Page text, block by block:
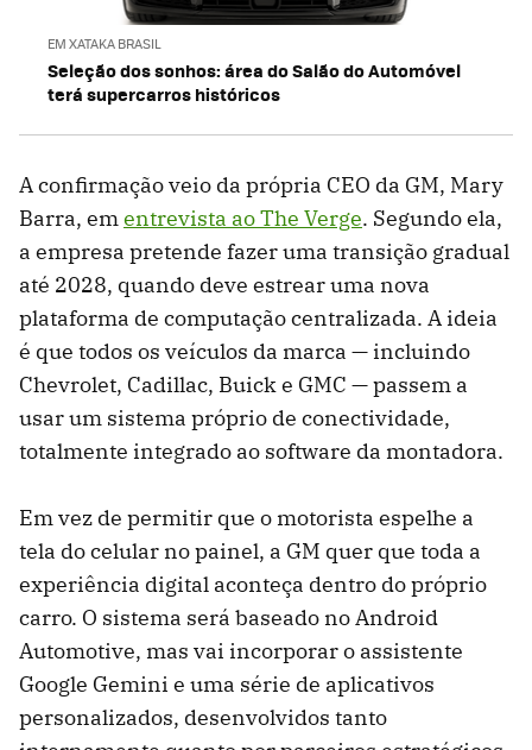
EM XATAKA BRASIL
Seleção dos sonhos: área do Salão do Automóvel
terá supercarros históricos
A confirmação veio da própria CEO da GM, Mary
Barra, ementrevista ao The Verge. Segundo ela,
a empresa pretende fazer uma transição gradual
até 2028, quando deve estrear uma nova
plataforma de computação centralizada. A ideia
é que todos os veículos da marca — incluindo
Chevrolet, Cadillac, Buick e GMC — passem a
usar um sistema próprio de conectividade,
totalmente integrado ao software da montadora.
Em vez de permitir que o motorista espelhe a
tela do celular no painel, a GM quer que toda a
experiência digital aconteça dentro do próprio
carro. O sistema será baseado no Android
Automotive, mas vai incorporar o assistente
Google Gemini e uma série de aplicativos
personalizados, desenvolvidos tanto